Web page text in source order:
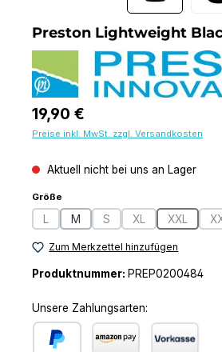
Preston Lightweight
Regulärer Preis:
19,90 €
Preise inkl. MwSt. zzgl. Versandkosten
Aktuell nicht bei uns an Lager
Größe
L(Diese Option ist zurzeit nicht
M S(Diese Option ist zurzeit
XL(Diese Option ist
XXL(Diese
Zum Merkzettel hinzufügen
Produktnummer: PREP0200484
Unsere Zahlungsarten: